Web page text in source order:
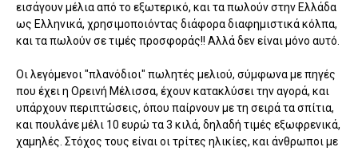
εισάγουν μέλια από το εξωτερικό, και τα πωλούν στην Ελλάδα
ως Ελληνικά, χρησιμοποιόντας διάφορα διαφημιστικά κόλπα,
και τα πωλούν σε τιμές προσφοράς!! Αλλά δεν είναι μόνο αυτό.
Οι λεγόμενοι "πλανόδιοι" πωλητές μελιού, σύμφωνα με πηγές
που έχει η Ορεινή Μέλισσα, έχουν κατακλύσει την αγορά, και
υπάρχουν περιπτώσεις, όπου παίρνουν με τη σειρά τα σπίτια,
και πουλάνε μέλι 10 ευρώ τα 3 κιλά, δηλαδή τιμές εξωφρενικά,
χαμηλές. Στόχος τους είναι οι τρίτες ηλικίες, και άνθρωποι με